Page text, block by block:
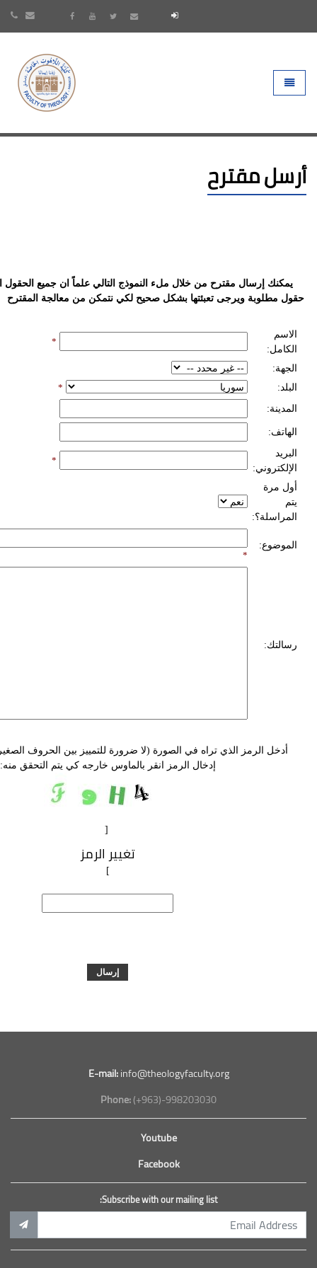
Toggle
أرسل مقترح
يمكنك إرسال مقترح من خلال ملء النموذج التالي علماً ان جميع الحقول
حقول مطلوبة ويرجى تعبئتها بشكل صحيح لكي نتمكن من معالجة المقترح
الاسم
الكامل:
*
الجهة:
البلد:
*
المدينة:
الهاتف:
البريد
الإلكتروني:
*
أول مرة
يتم
المراسلة؟:
الموضوع:
*
رسالتك:
أدخل الرمز الذي تراه في الصورة (لا ضرورة للتمييز بين الحروف
إدخال الرمز انقر بالماوس خارجه كي يتم التحقق منه:
[
تغيير الرمز
]
E-mail:info@theologyfaculty.org
Phone:(+963)-998203030
Youtube
Facebook
Subscribe with our mailing list: